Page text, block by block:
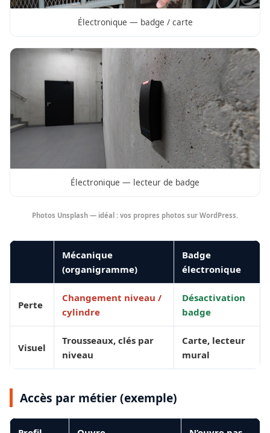
Électronique — badge / carte
Électronique — lecteur de badge
Photos Unsplash — idéal : vos propres photos sur WordPress.
Mécanique
(organigramme)
Badge
électronique
Perte
Changement niveau /
cylindre
Désactivation
badge
Visuel
Trousseaux, clés par
niveau
Carte, lecteur
mural
Accès par métier (exemple)